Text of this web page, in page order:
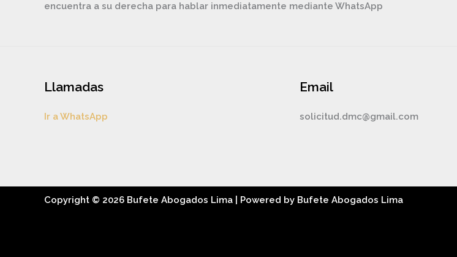
encuentra a su derecha para hablar inmediatamente mediante WhatsApp
Llamadas
Ir a WhatsApp
Email
solicitud.dmc@gmail.com
Copyright © 2026 Bufete Abogados Lima | Powered by Bufete Abogados Lima